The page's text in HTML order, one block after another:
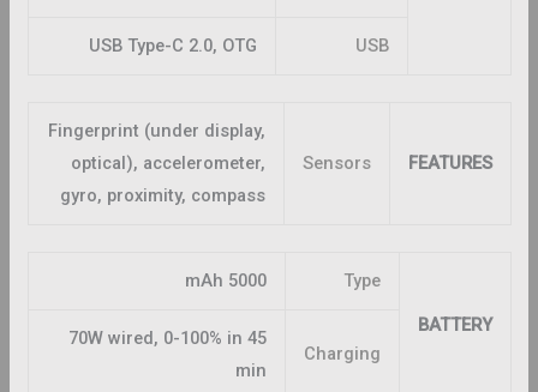
USB
USB Type-C 2.0, OTG
FEATURES
Sensors
Fingerprint (under display,
optical), accelerometer,
gyro, proximity, compass
BATTERY
Type
5000 mAh
Charging
70W wired, 0-100% in 45
min